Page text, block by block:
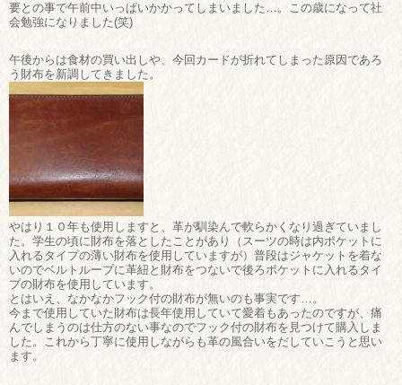
要との事で午前中いっぱいかかってしまいました…。この歳になって社
会勉強になりました(笑)
午後からは食材の買い出しや、今回カードが折れてしまった原因であろ
う財布を新調してきました。
やはり１０年も使用しますと、革が馴染んで軟らかくなり過ぎていまし
た。学生の頃に財布を落としたことがあり（スーツの時は内ポケットに
入れるタイプの薄い財布を使用していますが）普段はジャケットを着な
いのでベルトループに革紐と財布をつないで後ろポケットに入れるタイ
プの財布を使用しています。
とはいえ、なかなかフック付の財布が無いのも事実です…。
今まで使用していた財布は長年使用していて愛着もあったのですが、痛
んでしまうのは仕方のない事なのでフック付の財布を見つけて購入しま
した。これから丁寧に使用しながらも革の風合いをだしていこうと思い
ます。